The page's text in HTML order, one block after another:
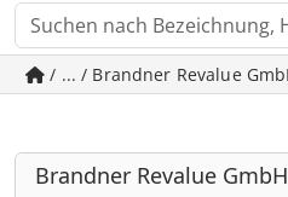
/ ... / Brandner Revalue
Brandner Revalue GmbH